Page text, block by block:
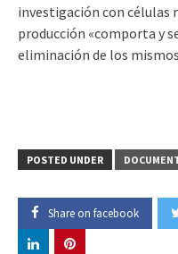
investigación con células
producción «comporta y
eliminación de los
POSTED UNDER
Share on facebook